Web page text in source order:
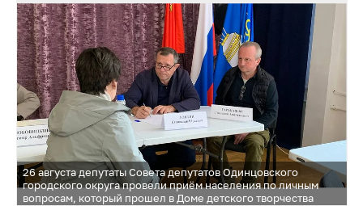
26 августа депутаты Совета депутатов Одинцовского
городского округа провели приём населения по личным
вопросам, который прошел в Доме детского творчества